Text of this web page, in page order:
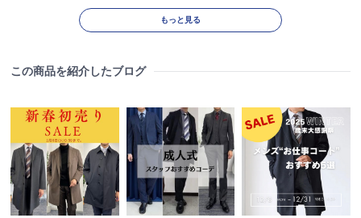
もっと見る
この商品を紹介したブログ